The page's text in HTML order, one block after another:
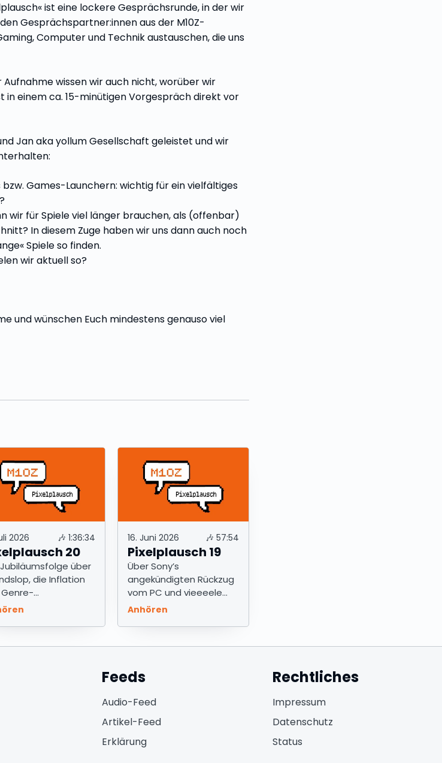
ist eine lockere Gesprächsrunde, in der wir
Gesprächspartner:innen aus der M10Z-
Computer und Technik austauschen, die uns
Aufnahme wissen wir auch nicht, worüber wir
in einem ca. 15-minütigen Vorgespräch direkt vor
Jan aka yollum Gesellschaft geleistet und wir
Games-Launchern: wichtig für ein vielfältiges
wir für Spiele viel länger brauchen, als (offenbar)
In diesem Zuge haben wir uns dann auch noch
Spiele so finden.
wir aktuell so?
und wünschen Euch mindestens genauso viel
2026 🎶 1:36:34
20
über
die Inflation
und das
16. Juni 2026 🎶 57:54
Pixelplausch 19
Über Sony’s
angekündigten Rückzug
vom PC und vieeeele
Thinkpads
Anhören
Fenster)
Fenster)
Fenster)
Feeds
Audio-Feed(öffnet in neuem Fenster)
Artikel-Feed(öffnet in neuem Fenster)
Erklärung
Rechtliches
Impressum
Datenschutz
Status(öffnet in neuem Fenster)